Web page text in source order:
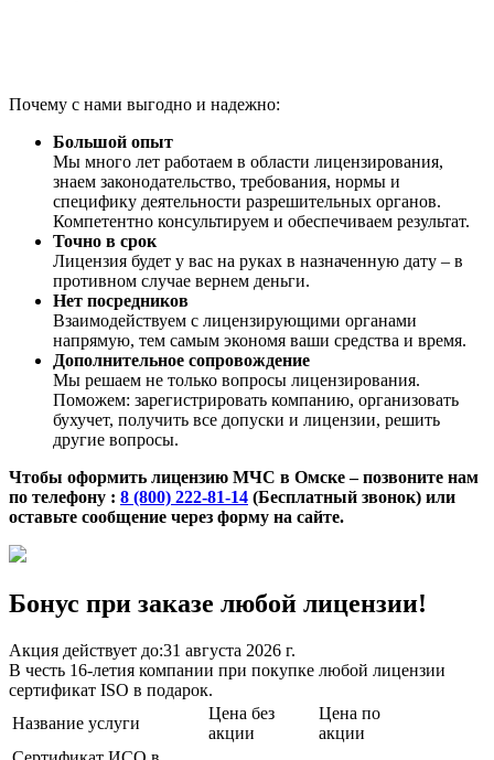
Почему с нами выгодно и надежно:
Большой опыт
Мы много лет работаем в области лицензирования,
знаем законодательство, требования, нормы и
специфику деятельности разрешительных органов.
Компетентно консультируем и обеспечиваем результат.
Точно в срок
Лицензия будет у вас на руках в назначенную дату – в
противном случае вернем деньги.
Нет посредников
Взаимодействуем с лицензирующими органами
напрямую, тем самым экономя ваши средства и время.
Дополнительное сопровождение
Мы решаем не только вопросы лицензирования.
Поможем: зарегистрировать компанию, организовать
бухучет, получить все допуски и лицензии, решить
другие вопросы.
Чтобы оформить лицензию МЧС в Омске – позвоните нам
по телефону : 8 (800) 222-81-14 (Бесплатный звонок) или
оставьте сообщение через форму на сайте.
Бонус при заказе любой лицензии!
Акция действует до:31 августа 2026 г.
В честь 16-летия компании при покупке любой лицензии
сертификат ISO в подарок.
Название услуги
Цена без
акции
Цена по
акции